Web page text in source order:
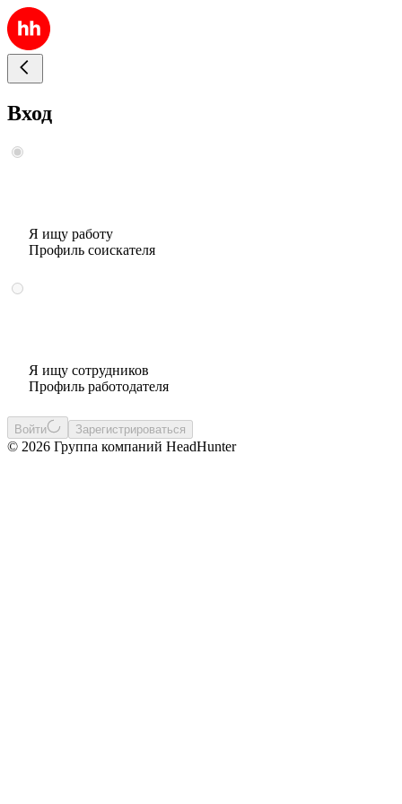
Вход
Я ищу работу
Профиль соискателя
Я ищу сотрудников
Профиль работодателя
Войти Зарегистрироваться
© 2026 Группа компаний HeadHunter